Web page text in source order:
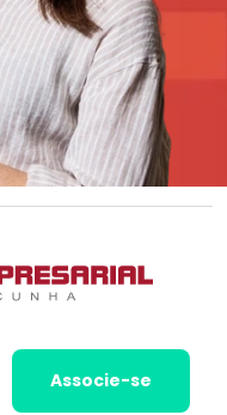
Associe-se